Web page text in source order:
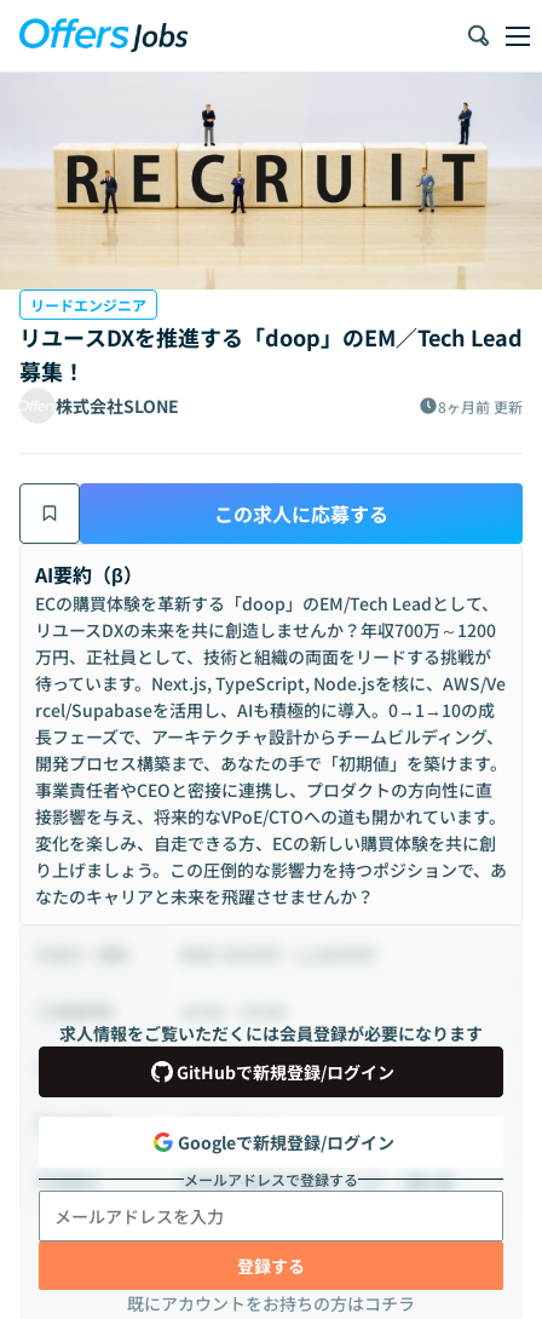
リードエンジニア
リユースDXを推進する「doop」のEM／Tech Lead
募集！
株式会社SLONE 8ヶ月前 更新
この求人に応募する
AI要約（β）
ECの購買体験を革新する「doop」のEM/Tech Leadとして、
リユースDXの未来を共に創造しませんか？年収700万～1200
万円、正社員として、技術と組織の両面をリードする挑戦が
待っています。Next.js, TypeScript, Node.jsを核に、AWS/Ve
rcel/Supabaseを活用し、AIも積極的に導入。0→1→10の成
長フェーズで、アーキテクチャ設計からチームビルディング、
開発プロセス構築まで、あなたの手で「初期値」を築けます。
事業責任者やCEOと密接に連携し、プロダクトの方向性に直
接影響を与え、将来的なVPoE/CTOへの道も開かれています。
変化を楽しみ、自走できる方、ECの新しい購買体験を共に創
り上げましょう。この圧倒的な影響力を持つポジションで、あ
なたのキャリアと未来を飛躍させませんか？
求人情報をご覧いただくには会員登録が必要になります
GitHubで新規登録/ログイン
Googleで新規登録/ログイン
メールアドレスで登録する
登録する
既にアカウントをお持ちの方はコチラ
正社員
勤務地 東京都大田区平和島1-2-20 2階C棟